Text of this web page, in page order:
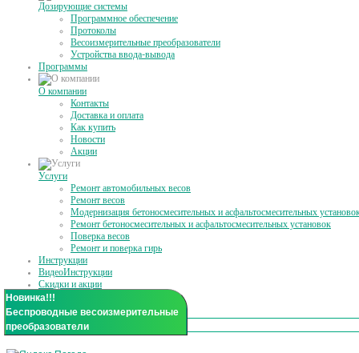
Новинка!!!
Беспроводные весоизмерительные
преобразователи
Дозирующие системы
Программное обеспечение
Протоколы
Весоизмерительные преобразователи
Устройства ввода-вывода
Программы
О компании
Контакты
Доставка и оплата
Как купить
Новости
Акции
Услуги
Ремонт автомобильных весов
Ремонт весов
Модернизация бетоносмесительных и асфальтосмесительных
Ремонт бетоносмесительных и асфальтосмесительных установок
Поверка весов
Ремонт и поверка гирь
Инструкции
ВидеоИнструкции
Скидки и акции
Статьи